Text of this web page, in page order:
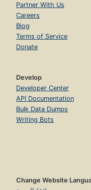
Partner With Us
Careers
Blog
Terms of Service
Donate
Develop
Developer Center
API Documentation
Bulk Data Dumps
Writing Bots
Change Website